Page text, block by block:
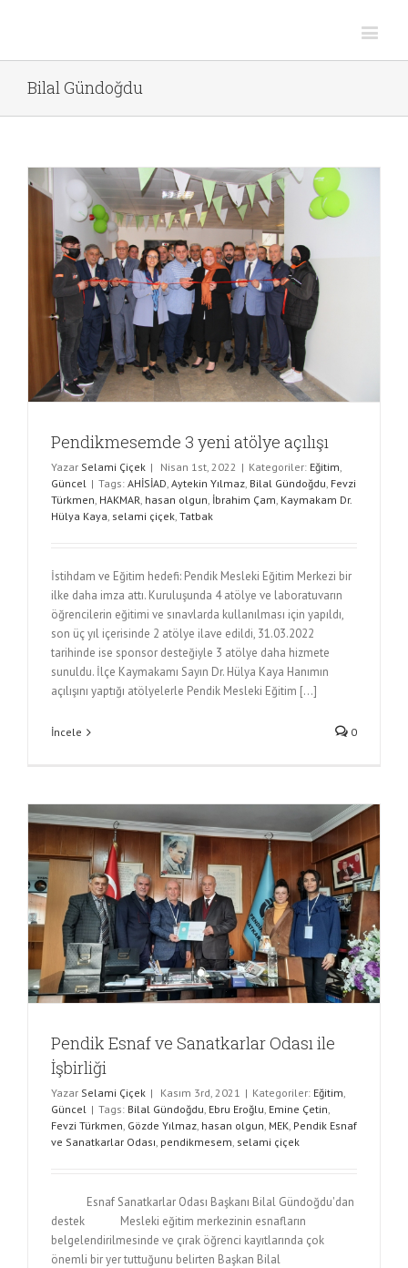
Bilal Gündoğdu
Pendikmesemde 3 yeni atölye açılışı
Yazar Selami Çiçek | Nisan 1st, 2022 | Kategoriler: Eğitim,
Güncel | Tags: AHİSİAD, Aytekin Yılmaz, Bilal Gündoğdu, Fevzi
Türkmen, HAKMAR, hasan olgun, İbrahim Çam, Kaymakam Dr.
Hülya Kaya, selami çiçek, Tatbak
İstihdam ve Eğitim hedefi: Pendik Mesleki Eğitim Merkezi bir
ilke daha imza attı. Kuruluşunda 4 atölye ve laboratuvarın
öğrencilerin eğitimi ve sınavlarda kullanılması için yapıldı,
son üç yıl içerisinde 2 atölye ilave edildi, 31.03.2022
tarihinde ise sponsor desteğiyle 3 atölye daha hizmete
sunuldu. İlçe Kaymakamı Sayın Dr. Hülya Kaya Hanımın
açılışını yaptığı atölyelerle Pendik Mesleki Eğitim [...]
İncele 0
Pendik Esnaf ve Sanatkarlar Odası ile
İşbirliği
Yazar Selami Çiçek | Kasım 3rd, 2021 | Kategoriler: Eğitim
Güncel | Tags: Bilal Gündoğdu Ebru Eroğlu Emine Çetin
Fevzi Türkmen Gözde Yılmaz hasan olgun MEK Pendik Esnaf
ve Sanatkarlar Odası pendikmesem selami çiçek
Esnaf Sanatkarlar Odası Başkanı Bilal Gündoğdu'dan
destek Mesleki eğitim merkezinin esnafların
belgelendirilmesinde ve çırak öğrenci kayıtlarında çok
önemli bir yer tuttuğunu belirten Başkan Bilal